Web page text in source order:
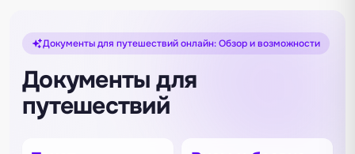
Документы для путешествий онлайн: Обзор и возможности
Документы для
путешествий